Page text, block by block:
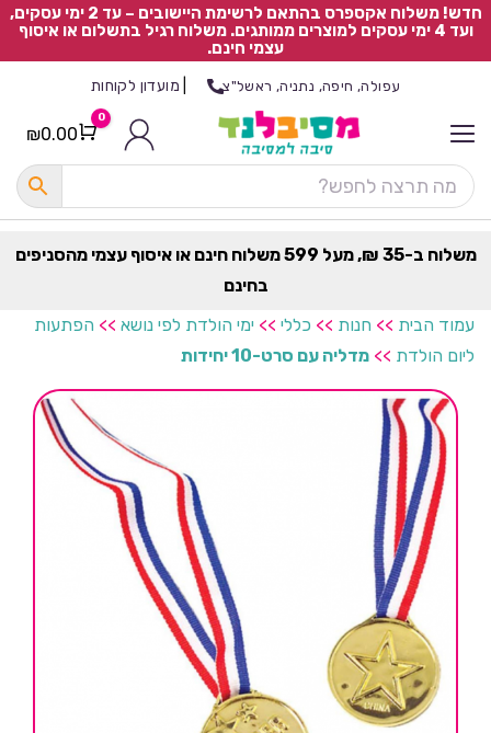
חדש! משלוח אקספרס בהתאם לרשימת היישובים – עד 2 ימי עסקים,
ועד 4 ימי עסקים למוצרים ממותגים. משלוח רגיל בתשלום או איסוף
עצמי חינם.
עפולה, חיפה, נתניה, ראשל"צ מועדון לקוחות
Cart
0
₪0.00
משלוח ב-35 ₪, מעל 599 משלוח חינם או איסוף עצמי מהסניפים
בחינם
עמוד הבית >> חנות >> כללי >> ימי הולדת לפי נושא >> הפתעות
ליום הולדת >> מדליה עם סרט-10 יחידות